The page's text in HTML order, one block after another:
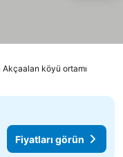
Akçaalan köyü ortamı
Fiyatları görün